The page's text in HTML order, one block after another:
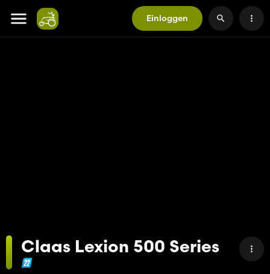
Einloggen
Claas Lexion 500 Series